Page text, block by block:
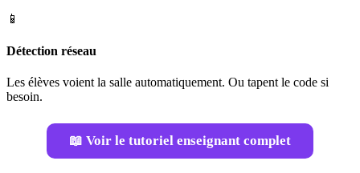
📱
Détection réseau
Les élèves voient la salle automatiquement. Ou tapent le code si
besoin.
📖 Voir le tutoriel enseignant complet